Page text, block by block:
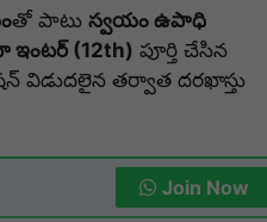
తో పాటు స్వయం ఉపాధి
ఇంటర్ (12th) పూర్తి చేసిన
విడుదలైన తర్వాత దరఖాస్తు
Join Now